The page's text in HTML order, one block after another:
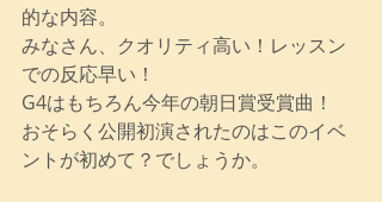
的な内容。
みなさん、クオリティ高い！レッスン
での反応早い！
G4はもちろん今年の朝日賞受賞曲！
おそらく公開初演されたのはこのイベ
ントが初めて？でしょうか。